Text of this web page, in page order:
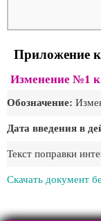
Приложение
Изменение №1
Обозначение:
Дата введения в
Текст поправки
Скачать документ